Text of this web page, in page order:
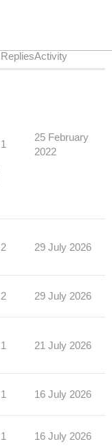
RepliesActivity
1
25 February
2022
2 29 July 2026
2 29 July 2026
1 21 July 2026
1 16 July 2026
1 16 July 2026